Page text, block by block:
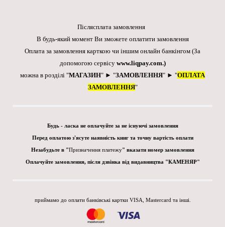
Післясплата замовлення
В будь-який момент Ви зможете оплатити замовлення
Оплата за замовлення карткою чи іншим онлайн банкінгом (За
допомогою сервісу www.liqpay.com.)
можна в розділі "МАГАЗИН" ► "ЗАМОВЛЕННЯ" ► "ОПЛАТА
ЗАМОВЛЕННЯ"
Будь - ласка не оплачуйте за не існуючі замовлення
Перед оплатою з'ясуте наявність книг та точну вартість оплати
Незабудьте в "Призначення платежу" вказати номер замовлення
Оплачуйте замовлення, після дзвінка від видавництва "КАМЕНЯР"
приймамо до оплати банківські картки VISA, Mastercard та інші.